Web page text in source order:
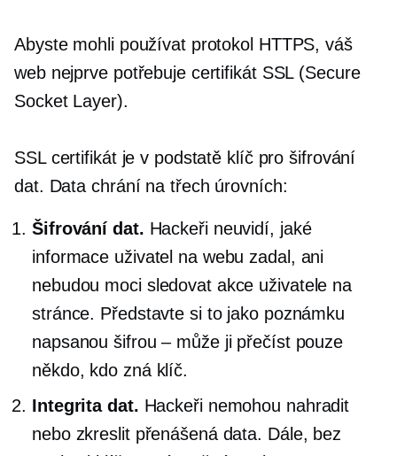
Abyste mohli používat protokol HTTPS, váš
web nejprve potřebuje certifikát SSL (Secure
Socket Layer).
SSL certifikát je v podstatě klíč pro šifrování
dat. Data chrání na třech úrovních:
Šifrování dat. Hackeři neuvidí, jaké
informace uživatel na webu zadal, ani
nebudou moci sledovat akce uživatele na
stránce. Představte si to jako poznámku
napsanou šifrou – může ji přečíst pouze
někdo, kdo zná klíč.
Integrita dat. Hackeři nemohou nahradit
nebo zkreslit přenášená data. Dále, bez